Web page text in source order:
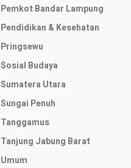
Pemkot Bandar Lampung
Pendidikan & Kesehatan
Pringsewu
Sosial Budaya
Sumatera Utara
Sungai Penuh
Tanggamus
Tanjung Jabung Barat
Umum